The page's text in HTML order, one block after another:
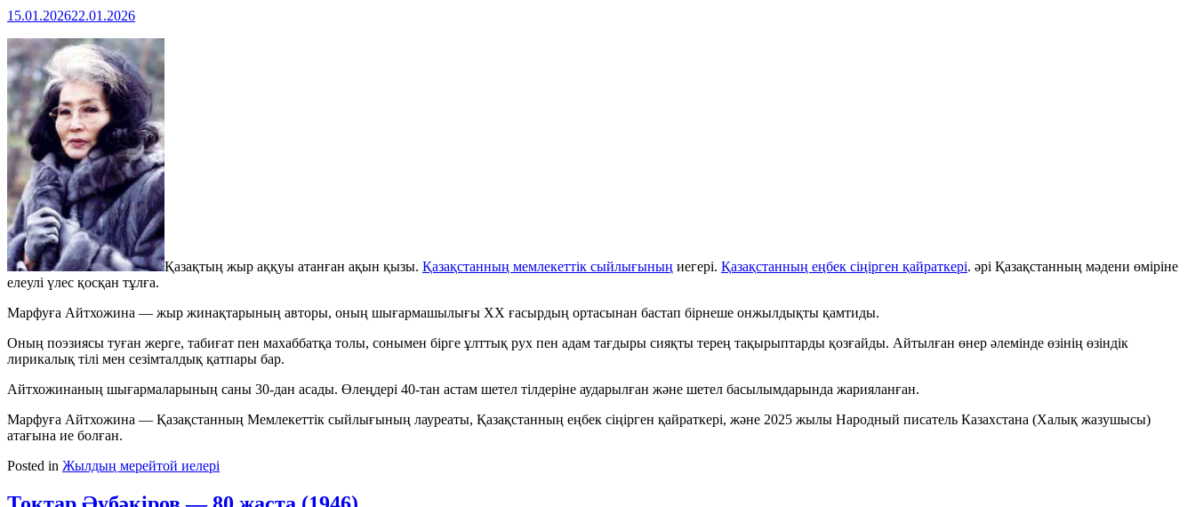
15.01.202622.01.2026
Қазақтың жыр аққуы атанған ақын қызы. Қазақстанның мемлекеттік сыйлығының иегері. Қазақстанның еңбек сіңірген қайраткері. әрі Қазақстанның мәдени өміріне
елеулі үлес қосқан тұлға.
Марфуға Айтхожина — жыр жинақтарының авторы, оның шығармашылығы XX ғасырдың ортасынан бастап бірнеше онжылдықты қамтиды.
Оның поэзиясы туған жерге, табиғат пен махаббатқа толы, сонымен бірге ұлттық рух пен адам тағдыры сияқты терең тақырыптарды қозғайды. Айтылған өнер әлемінде өзінің өзіндік
лирикалық тілі мен сезімталдық қатпары бар.
Айтхожинаның шығармаларының саны 30-дан асады. Өлеңдері 40-тан астам шетел тілдеріне аударылған және шетел басылымдарында жарияланған.
Марфуға Айтхожина — Қазақстанның Мемлекеттік сыйлығының лауреаты, Қазақстанның еңбек сіңірген қайраткері, және 2025 жылы Народный писатель Казахстана (Халық жазушысы)
атағына ие болған.
Posted in Жылдың мерейтой иелері